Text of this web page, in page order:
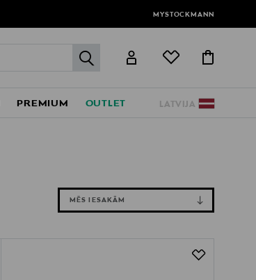
MYSTOCKMANN
label.header.go
LATVIJA
PREMIUM OUTLET
MĒS IESAKĀM